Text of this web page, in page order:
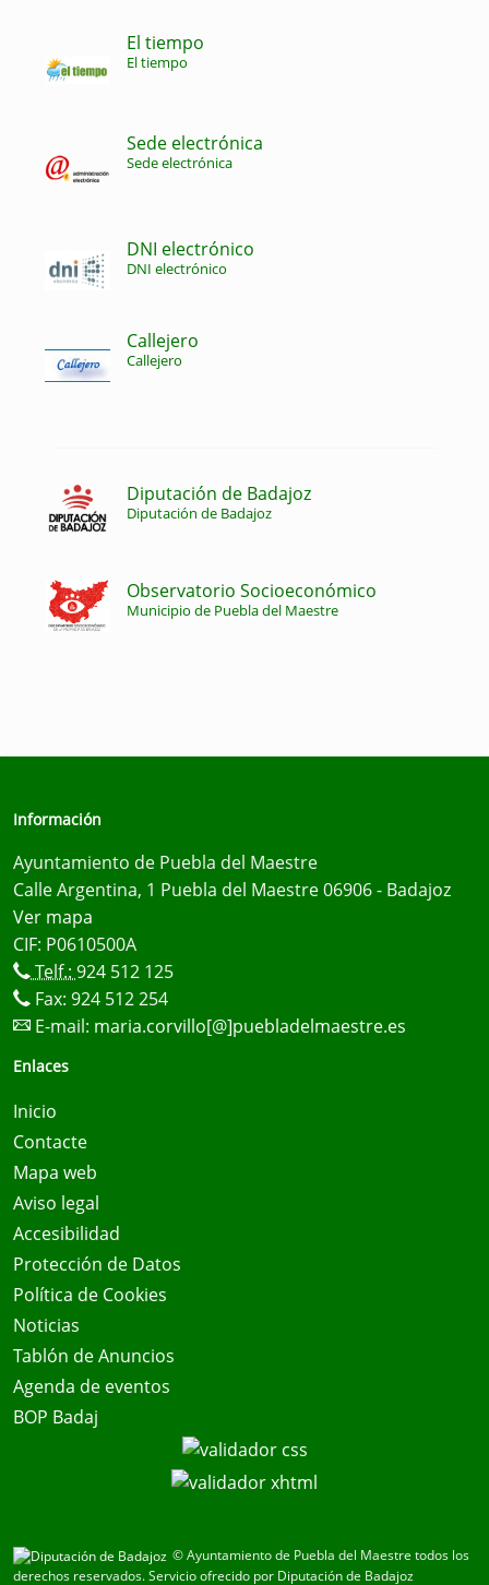
El tiempo
El tiempo
Sede electrónica
Sede electrónica
DNI electrónico
DNI electrónico
Callejero
Callejero
Diputación de Badajoz
Diputación de Badajoz
Observatorio Socioeconómico
Municipio de Puebla del Maestre
Información
Ayuntamiento de Puebla del Maestre
Calle Argentina, 1 Puebla del Maestre 06906 - Badajoz
Ver mapa
CIF: P0610500A
Telf.: 924 512 125
Fax: 924 512 254
E-mail: maria.corvillo[@]puebladelmaestre.es
Enlaces
Inicio
Contacte
Mapa web
Aviso legal
Accesibilidad
Protección de Datos
Política de Cookies
Noticias
Tablón de Anuncios
Agenda de eventos
BOP Badaj
© Ayuntamiento de Puebla del Maestre todos los
derechos reservados.Servicio ofrecido por Diputación de Badajoz